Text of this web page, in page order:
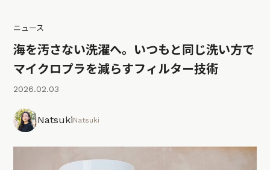
ニュース
海を汚さない洗濯へ。いつもと同じ洗い方で
マイクロプラを減らすフィルター技術
2026.02.03
NatsukiNatsuki